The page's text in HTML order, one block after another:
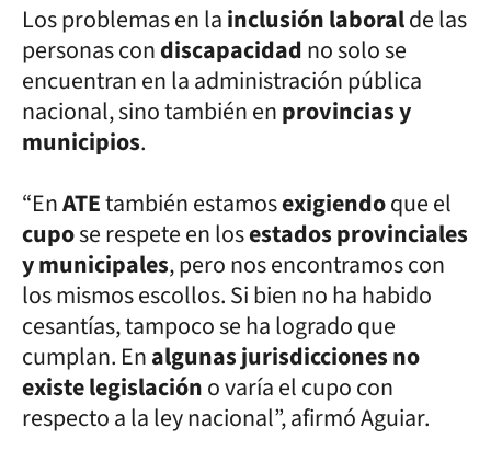
Los problemas en lainclusión laboralde las
personas condiscapacidadno solo se
encuentran en la administración pública
nacional, sino también enprovincias y
municipios.
“EnATEtambién estamosexigiendoque el
cupose respete en losestados provinciales
y municipales, pero nos encontramos con
los mismos escollos. Si bien no ha habido
cesantías, tampoco se ha logrado que
cumplan. Enalgunas jurisdicciones no
existe legislacióno varía el cupo con
respecto a la ley nacional”, afirmó Aguiar.